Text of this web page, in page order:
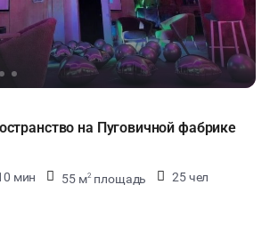
на Пуговичной фабрике
мин 55 м2 площадь
25 чел